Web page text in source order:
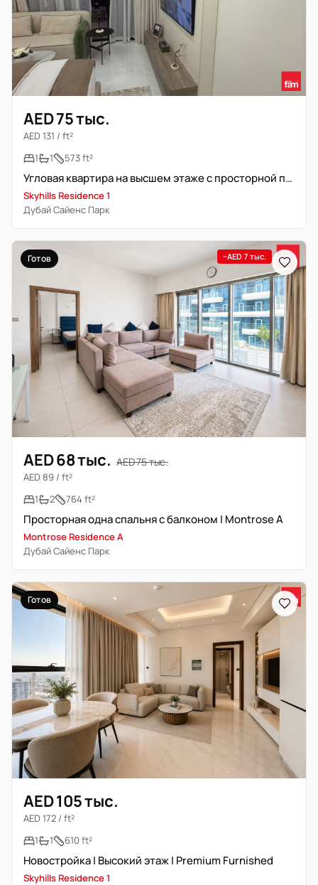
AED 75 тыс.
AED 131 / ft²
1
1 573 ft²
Угловая квартира на высшем этаже с просторной планировкой
Skyhills Residence 1
Дубай Сайенс Парк
Готов −AED 7 тыс.
AED 68 тыс. AED 75 тыс.
AED 89 / ft²
1
2 764 ft²
Просторная одна спальня с балконом | Montrose A
Montrose Residence A
Дубай Сайенс Парк
Готов
AED 105 тыс.
AED 172 / ft²
1
1 610 ft²
Новостройка | Высокий этаж | Premium Furnished
Skyhills Residence 1